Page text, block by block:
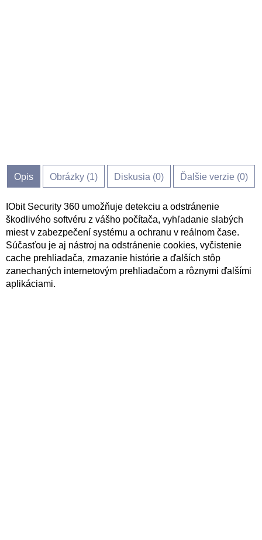
Opis Obrázky (1) Diskusia (0) Ďalšie verzie (0)
IObit Security 360 umožňuje detekciu a odstránenie
škodlivého softvéru z vášho počítača, vyhľadanie slabých
miest v zabezpečení systému a ochranu v reálnom čase.
Súčasťou je aj nástroj na odstránenie cookies, vyčistenie
cache prehliadača, zmazanie histórie a ďalších stôp
zanechaných internetovým prehliadačom a rôznymi ďalšími
aplikáciami.